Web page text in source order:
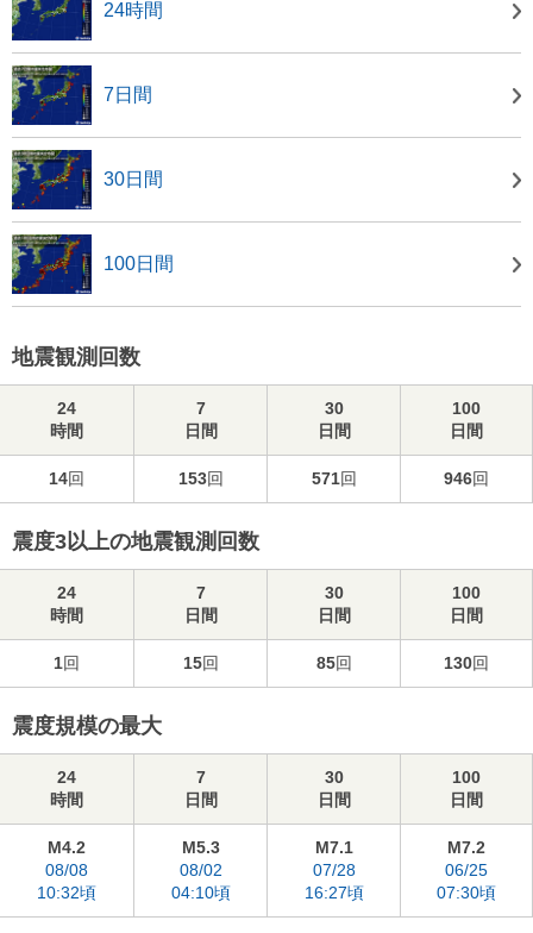
24時間
7日間
30日間
100日間
地震観測回数
24
時間
7
日間
30
日間
100
日間
14回 153回 571回 946回
震度3以上の地震観測回数
24
時間
7
日間
30
日間
100
日間
1回 15回 85回 130回
震度規模の最大
24
時間
7
日間
30
日間
100
日間
M4.2
08/08
10:32頃
M5.3
08/02
04:10頃
M7.1
07/28
16:27頃
M7.2
06/25
07:30頃